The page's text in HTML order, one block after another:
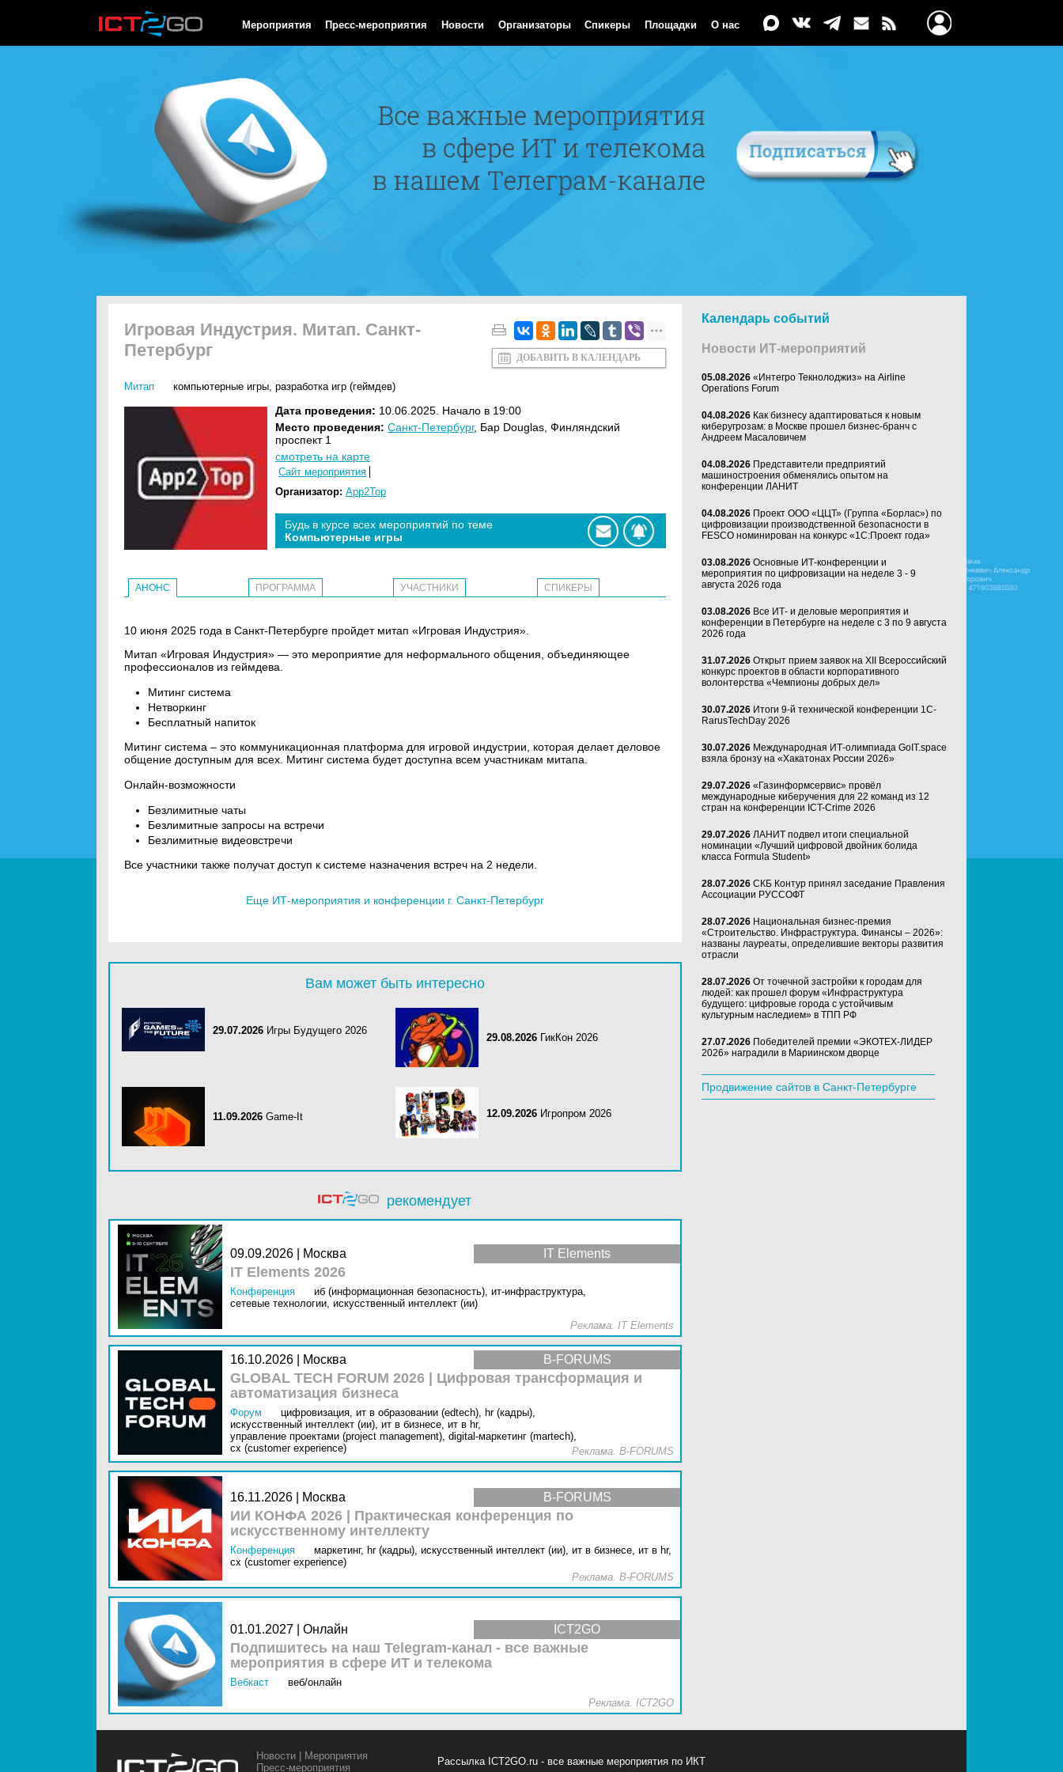
Мероприятия Пресс-мероприятия Новости Организаторы Спикеры Площадки О нас
Игровая Индустрия. Митап. Санкт-
Петербург
ДОБАВИТЬ В КАЛЕНДАРЬ
Митап компьютерные игры, разработка игр (геймдев)
Дата проведения: 10.06.2025. Начало в 19:00
Место проведения: Санкт-Петербург, Бар Douglas, Финляндский
проспект 1
смотреть на карте
Сайт мероприятия
Организатор: App2Top
Будь в курсе всех мероприятий по теме
Компьютерные игры
АНОНС ПРОГРАММА УЧАСТНИКИ СПИКЕРЫ
10 июня 2025 года в Санкт-Петербурге пройдет митап «Игровая Индустрия».
Митап «Игровая Индустрия» — это мероприятие для неформального общения, объединяющее
профессионалов из геймдева.
Митинг система
Нетворкинг
Бесплатный напиток
Митинг система – это коммуникационная платформа для игровой индустрии, которая делает деловое
общение доступным для всех. Митинг система будет доступна всем участникам митапа.
Онлайн-возможности
Безлимитные чаты
Безлимитные запросы на встречи
Безлимитные видеовстречи
Все участники также получат доступ к системе назначения встреч на 2 недели.
Еще ИТ-мероприятия и конференции г. Санкт-Петербург
Вам может быть интересно
29.07.2026 Игры Будущего 2026
29.08.2026 ГикКон 2026
11.09.2026 Game-It 12.09.2026 Игропром 2026
рекомендует
IT Elements
09.09.2026 | Москва
IT Elements 2026
Конференция иб (информационная безопасность), ит-инфраструктура,
сетевые технологии, искусственный интеллект (ии)
Реклама. IT Elements
B-FORUMS
16.10.2026 | Москва
GLOBAL TECH FORUM 2026 | Цифровая трансформация и
автоматизация бизнеса
Форум цифровизация, ит в образовании (edtech), hr (кадры),
искусственный интеллект (ии), ит в бизнесе, ит в hr,
управление проектами (project management), digital-маркетинг (martech),
cx (customer experience)
Реклама. B-FORUMS
B-FORUMS
16.11.2026 | Москва
ИИ КОНФА 2026 | Практическая конференция по
искусственному интеллекту
Конференция маркетинг, hr (кадры), искусственный интеллект (ии), ит в бизнесе, ит в hr,
cx (customer experience)
Реклама. B-FORUMS
ICT2GO
01.01.2027 | Онлайн
Подпишитесь на наш Telegram-канал - все важные
мероприятия в сфере ИТ и телекома
Вебкаст
веб/онлайн
Реклама. ICT2GO
Календарь событий
Новости ИТ-мероприятий
05.08.2026 «Интегро Текнолоджиз» на Airline
Operations Forum
04.08.2026 Как бизнесу адаптироваться к новым
киберугрозам: в Москве прошел бизнес-бранч с
Андреем Масаловичем
04.08.2026 Представители предприятий
машиностроения обменялись опытом на
конференции ЛАНИТ
04.08.2026 Проект ООО «ЦЦТ» (Группа «Борлас») по
цифровизации производственной безопасности в
FESCO номинирован на конкурс «1С:Проект года»
03.08.2026 Основные ИТ-конференции и
мероприятия по цифровизации на неделе 3 - 9
августа 2026 года
03.08.2026 Все ИТ- и деловые мероприятия и
конференции в Петербурге на неделе с 3 по 9 августа
2026 года
31.07.2026 Открыт прием заявок на XII Всероссийский
конкурс проектов в области корпоративного
волонтерства «Чемпионы добрых дел»
30.07.2026 Итоги 9-й технической конференции 1C-
RarusTechDay 2026
30.07.2026 Международная ИТ-олимпиада GoIT.space
взяла бронзу на «Хакатонах России 2026»
29.07.2026 «Газинформсервис» провёл
международные киберучения для 22 команд из 12
стран на конференции ICT-Crime 2026
29.07.2026 ЛАНИТ подвел итоги специальной
номинации «Лучший цифровой двойник болида
класса Formula Student»
28.07.2026 СКБ Контур принял заседание Правления
Ассоциации РУССОФТ
28.07.2026 Национальная бизнес-премия
«Строительство. Инфраструктура. Финансы – 2026»:
названы лауреаты, определившие векторы развития
отрасли
28.07.2026 От точечной застройки к городам для
людей: как прошел форум «Инфраструктура
будущего: цифровые города с устойчивым
культурным наследием» в ТПП РФ
27.07.2026 Победителей премии «ЭКОТЕХ-ЛИДЕР
2026» наградили в Мариинском дворце
Продвижение сайтов в Санкт-Петербурге
Новости
Мероприятия
Пресс-мероприятия
Рассылка ICT2GO.ru - все важные мероприятия по ИКТ